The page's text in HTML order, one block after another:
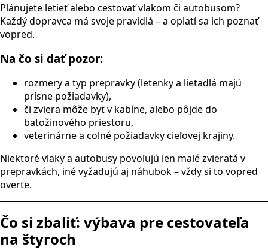
Plánujete letieť alebo cestovať vlakom či autobusom?
Každý dopravca má svoje pravidlá – a oplatí sa ich poznať
vopred.
Na čo si dať pozor:
rozmery a typ prepravky (letenky a lietadlá majú
prísne požiadavky),
či zviera môže byť v kabíne, alebo pôjde do
batožinového priestoru,
veterinárne a colné požiadavky cieľovej krajiny.
Niektoré vlaky a autobusy povoľujú len malé zvieratá v
prepravkách, iné vyžadujú aj náhubok – vždy si to vopred
overte.
Čo si zbaliť: výbava pre cestovateľa
na štyroch